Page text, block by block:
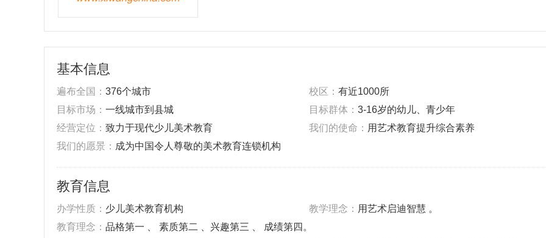
基本信息
遍布全国： 376个城市 校区： 有近1000所
目标市场： 一线城市到县城 目标群体： 3-16岁的幼儿、青少年
经营定位： 致力于现代少儿美术教育 我们的使命： 用艺术教育提升综合素养
我们的愿景： 成为中国令人尊敬的美术教育连锁机构
教育信息
办学性质： 少儿美术教育机构 教学理念： 用艺术启迪智慧 。
教育理念： 品格第一 、 素质第二 、兴趣第三 、 成绩第四。